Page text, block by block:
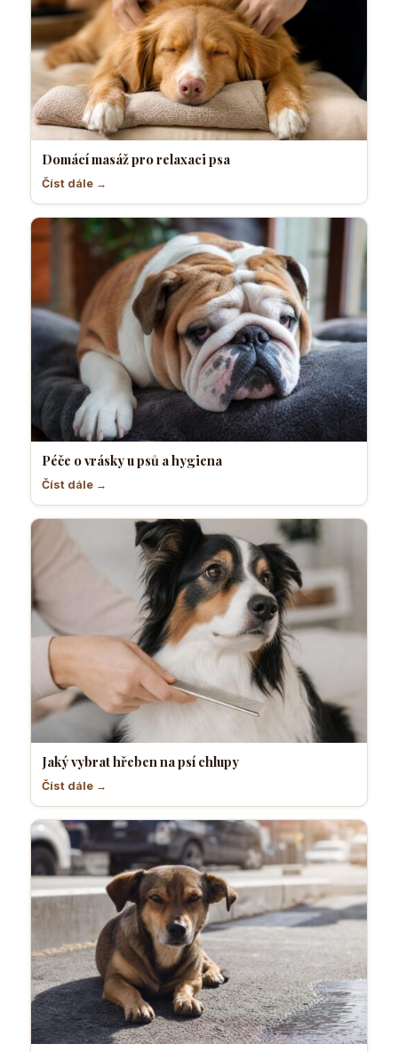
Domácí masáž pro relaxaci psa
Číst dále →
Péče o vrásky u psů a hygiena
Číst dále →
Jaký vybrat hřeben na psí chlupy
Číst dále →